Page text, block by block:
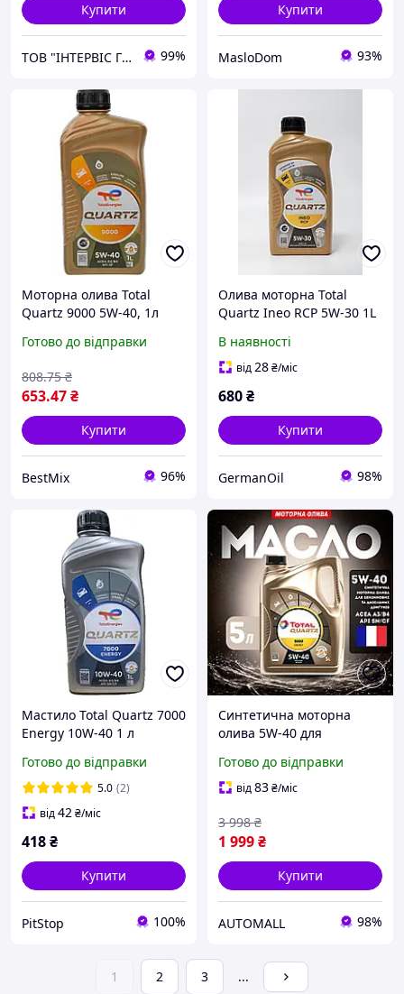
Купити
ТОВ "ІНТЕРВІС ГРУП" 99%
Купити
MasloDom 93%
Моторна олива Total
Quartz 9000 5W-40, 1л
Готово до відправки
653.47₴
808.75 ₴
Купити
BestMix 96%
Олива моторна Total
Quartz Ineo RCP 5W-30 1L
В наявності
від28₴/міс
680₴
Купити
GermanOil 98%
Мастило Total Quartz 7000
Energy 10W-40 1 л
Готово до відправки
5.0 (2)
від42₴/міс
418₴
Купити
PitStop 100%
Синтетична моторна
олива 5W-40 для
двигунів Total Quartz 9000
Energy 5 літрів
Готово до відправки
від83₴/міс
1 999₴
3 998 ₴
Купити
AUTOMALL 98%
1 2 3 ...